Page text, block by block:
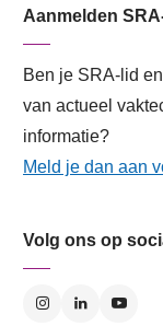
Aanmelden
Ben je SRA-lid
van actueel
informatie?
Meld je dan aan
Volg ons op